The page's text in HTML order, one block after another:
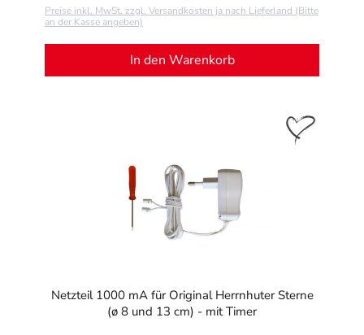
Preise inkl. MwSt. zzgl. Versandkosten ja nach Lieferland (Bitte
an der Kasse angeben)
In den Warenkorb
Netzteil 1000 mA für Original Herrnhuter Sterne
(ø 8 und 13 cm) - mit Timer